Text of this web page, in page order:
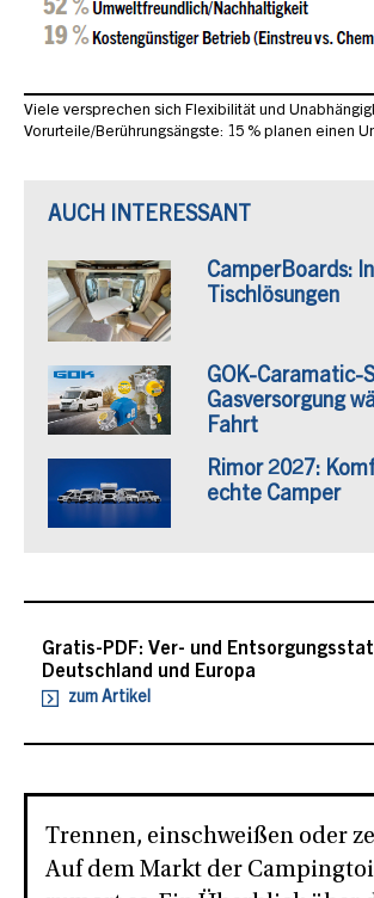
Viele versprechen sich Flexibilität und
Vorurteile/Berührungsängste: 15 % planen einen
AUCH INTERESSANT
CamperBoards:
Tischlösungen
GOK-Caramatic-
Gasversorgung
Fahrt
Rimor 2027:
echte Camper
Gratis-PDF: Ver- und
Deutschland und Europa
zum Artikel
Trennen, einschweißen oder
Auf dem Markt der